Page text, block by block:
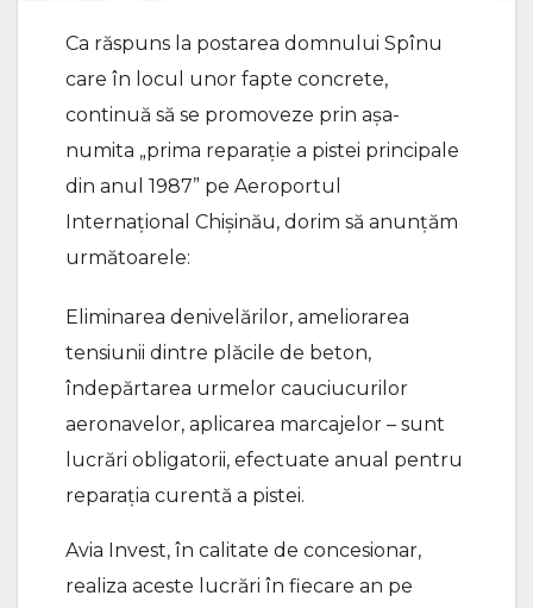
Ca răspuns la postarea domnului Spînu
care în locul unor fapte concrete,
continuă să se promoveze prin așa-
numita „prima reparație a pistei principale
din anul 1987” pe Aeroportul
Internațional Chișinău, dorim să anunțăm
următoarele:
Eliminarea denivelărilor, ameliorarea
tensiunii dintre plăcile de beton,
îndepărtarea urmelor cauciucurilor
aeronavelor, aplicarea marcajelor – sunt
lucrări obligatorii, efectuate anual pentru
reparația curentă a pistei.
Avia Invest, în calitate de concesionar,
realiza aceste lucrări în fiecare an pe